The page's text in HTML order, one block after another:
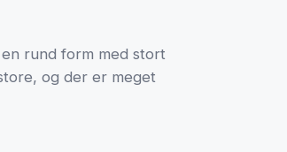
rund form med stort
og der er meget